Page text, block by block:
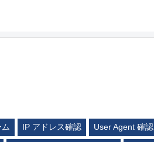
IP アドレス確認 User Agent 確認